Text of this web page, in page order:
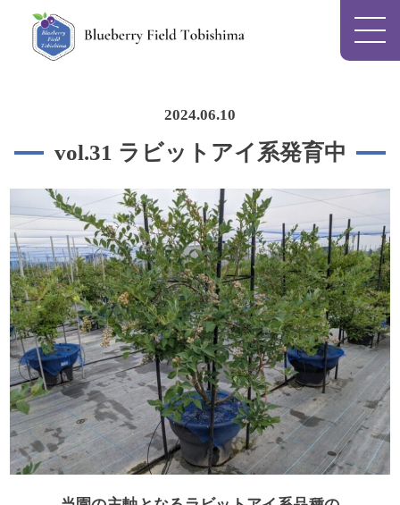
Blueberry Field
2024.06.10
vol.31 ラビットアイ系発育中